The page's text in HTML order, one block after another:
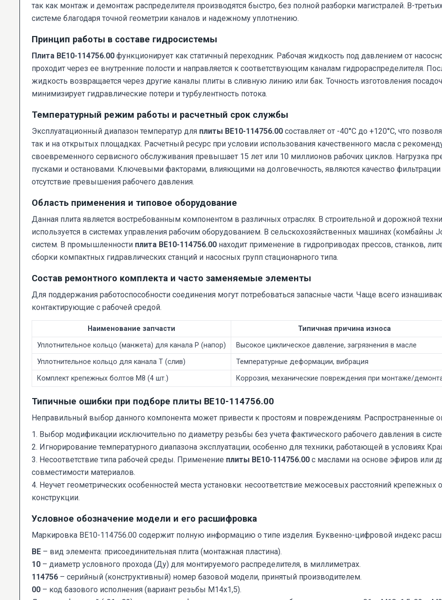
так как монтаж и демонтаж распределителя производятся быстро, без полной разборки магистралей. В-
системе благодаря точной геометрии каналов и надежному уплотнению.
Принцип работы в составе гидросистемы
Плита ВЕ10-114756.00 функционирует как статичный переходник. Рабочая жидкость под давлением от
проходит через ее внутренние полости и направляется к соответствующим каналам гидрораспределителя.
жидкость возвращается через другие каналы плиты в сливную линию или бак. Точность изготовления
минимизирует гидравлические потери и турбулентность потока.
Температурный режим работы и расчетный срок службы
Эксплуатационный диапазон температур для плиты ВЕ10-114756.00 составляет от -40°C до +120°C, что
так и на открытых площадках. Расчетный ресурс при условии использования качественного масла с
своевременного сервисного обслуживания превышает 15 лет или 10 миллионов рабочих циклов. Нагрузка
пусками и остановами. Ключевыми факторами, влияющими на долговечность, являются качество
отсутствие превышения рабочего давления.
Область применения и типовое оборудование
Данная плита является востребованным компонентом в различных отраслях. В строительной и дорожной
используется в системах управления рабочим оборудованием. В сельскохозяйственных машинах (комбайны
систем. В промышленности плита ВЕ10-114756.00 находит применение в гидроприводах прессов, станков,
сборки компактных гидравлических станций и насосных групп стационарного типа.
Состав ремонтного комплекта и часто заменяемые элементы
Для поддержания работоспособности соединения могут потребоваться запасные части. Чаще всего
контактирующие с рабочей средой.
Наименование запчасти Типичная причина износа
Уплотнительное кольцо (манжета) для канала P (напор)
Высокое циклическое давление, загрязнения в масле
Уплотнительное кольцо для канала T (слив)
Температурные деформации, вибрация
Комплект крепежных болтов М8 (4 шт.)
Коррозия, механические повреждения при монтаже/
Типичные ошибки при подборе плиты ВЕ10-114756.00
Неправильный выбор данного компонента может привести к простоям и повреждениям. Распространенные
1. Выбор модификации исключительно по диаметру резьбы без учета фактического рабочего давления в
2. Игнорирование температурного диапазона эксплуатации, особенно для техники, работающей в условиях
3. Несоответствие типа рабочей среды. Применение плиты ВЕ10-114756.00 с маслами на основе эфиров или
совместимости материалов.
4. Неучет геометрических особенностей места установки: несоответствие межосевых расстояний
конструкции.
Условное обозначение модели и его расшифровка
Маркировка ВЕ10-114756.00 содержит полную информацию о типе изделия. Буквенно-цифровой индекс
ВЕ – вид элемента: присоединительная плита (монтажная пластина).
10 – диаметр условного прохода (Ду) для монтируемого распределителя, в миллиметрах.
114756 – серийный (конструктивный) номер базовой модели, принятый производителем.
00 – код базового исполнения (вариант резьбы М14х1,5).